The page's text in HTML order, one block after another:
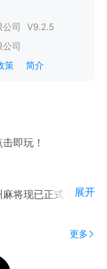
司 V9.2.5
司
策 简介
即玩！
将现已正式登陆腾
量正版授权的高热
戏 tab 发现热门
展开
更多